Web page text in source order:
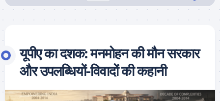
यूपीए का दशक: मनमोहन की मौन सरकार
और उपलब्धियों-विवादों की कहानी